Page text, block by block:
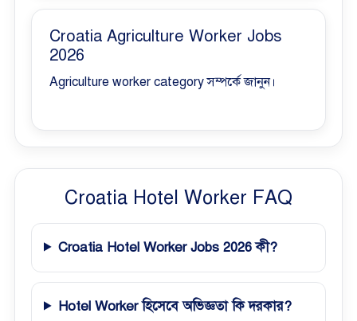
Croatia Agriculture Worker Jobs
2026
Agriculture worker category সম্পর্কে জানুন।
Croatia Hotel Worker FAQ
Croatia Hotel Worker Jobs 2026 কী?
Hotel Worker হিসেবে অভিজ্ঞতা কি দরকার?